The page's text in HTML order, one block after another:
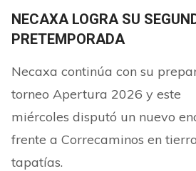
NECAXA LOGRA SU
PRETEMPORADA
Necaxa continúa con su
torneo Apertura 2026 y este
miércoles disputó un nuevo
frente a Correcaminos en
tapatías.